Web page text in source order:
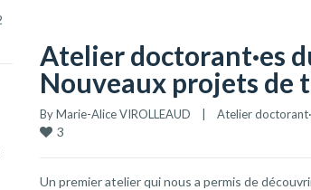
Atelier doctorant·es
Nouveaux projets de
By Marie-Alice VIROLLEAUD Atelier
3
Un premier atelier qui nous a permis de